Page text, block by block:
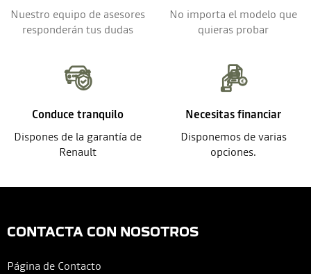
Nuestro equipo de asesores
responderán tus dudas
No importa el modelo que
quieras probar
Conduce tranquilo
Dispones de la garantía de
Renault
Necesitas financiar
Disponemos de varias
opciones.
CONTACTA CON NOSOTROS
Página de Contacto